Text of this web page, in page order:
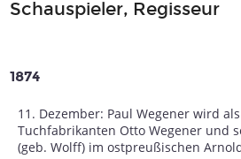
Schauspieler, Regisseur
1874
11. Dezember: Paul Wegener wird
Tuchfabrikanten Otto Wegener und
(geb. Wolff) im ostpreußischen